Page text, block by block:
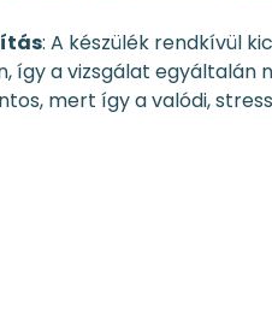
: A készülék rendkívül
így a vizsgálat egyáltalán
mert így a valódi,